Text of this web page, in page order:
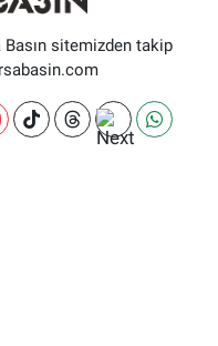
Basın sitemizden takip